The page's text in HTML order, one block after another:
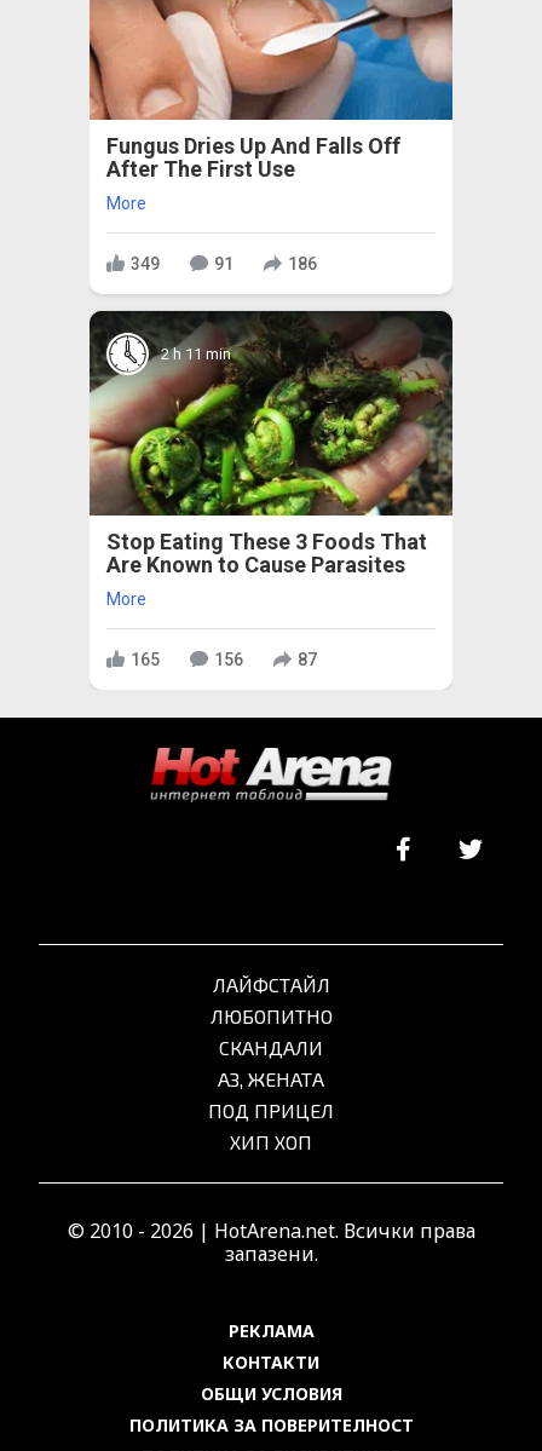
Fungus Dries Up And Falls Off
After The First Use
More
349 91 186
2 h 11 min
Stop Eating These 3 Foods That
Are Known to Cause Parasites
More
165 156 87
ЛАЙФСТАЙЛ
ЛЮБОПИТНО
СКАНДАЛИ
АЗ, ЖЕНАТА
ПОД ПРИЦЕЛ
ХИП ХОП
© 2010 - 2026 | HotArena.net. Всички права
запазени.
РЕКЛАМА
КОНТАКТИ
ОБЩИ УСЛОВИЯ
ПОЛИТИКА ЗА ПОВЕРИТЕЛНОСТ